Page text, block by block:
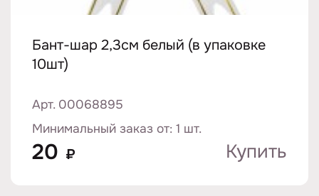
Бант-шар 2,3см белый (в упаковке
10шт)
Арт. 00068895
Минимальный заказ от: 1 шт.
20 ₽ Купить